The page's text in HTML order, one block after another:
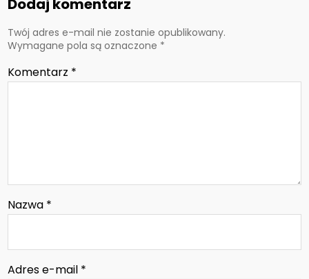
Dodaj komentarz
Twój adres e-mail nie zostanie opublikowany.
Wymagane pola są oznaczone *
Komentarz *
Nazwa *
Adres e-mail *